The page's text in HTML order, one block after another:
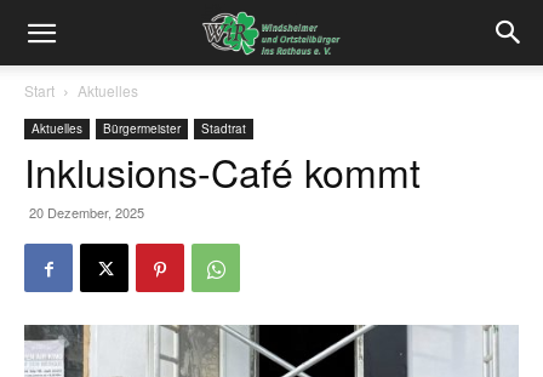
Start Aktuelles
Aktuelles Bürgermeister Stadtrat
Inklusions-Café kommt
20 Dezember, 2025